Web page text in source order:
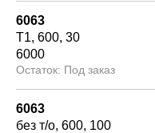
6063
Т1 600 30
6000
Под заказ
6063
без т/о 600 100